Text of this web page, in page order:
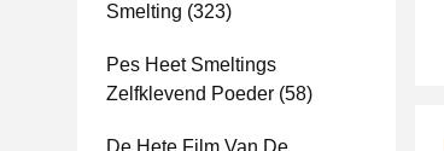
Smelting (323)
Pes Heet Smeltings
Zelfklevend Poeder (58)
De Hete Film Van De